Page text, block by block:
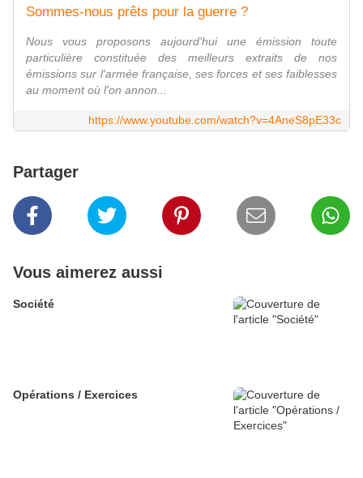
Sommes-nous prêts pour la guerre ?
Nous vous proposons aujourd'hui une émission toute
particulière constituée des meilleurs extraits de nos
émissions sur l'armée française, ses forces et ses faiblesses
au moment où l'on annon...
https://www.youtube.com/watch?v=4AneS8pE33c
Partager
Vous aimerez aussi
Société
Opérations / Exercices